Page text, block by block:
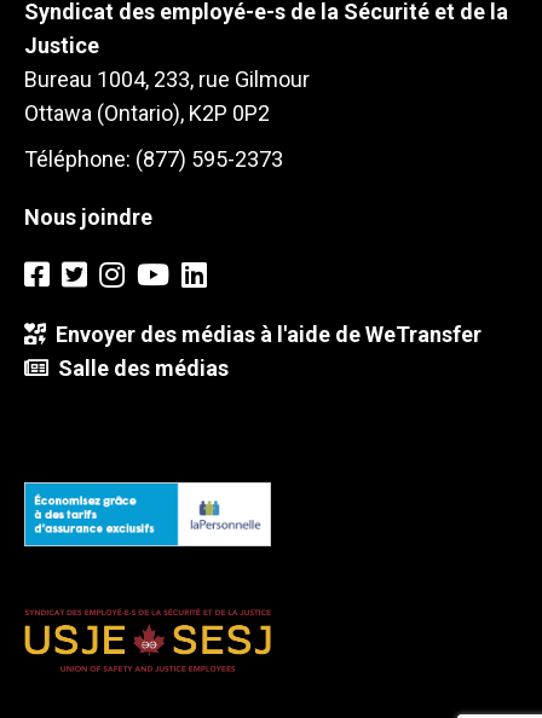
Syndicat des employé-e-s de la Sécurité et de la
Justice
Bureau 1004, 233, rue Gilmour
Ottawa (Ontario), K2P 0P2
Téléphone: (877) 595-2373
Nous joindre
Envoyer des médias à l'aide de WeTransfer
Salle des médias